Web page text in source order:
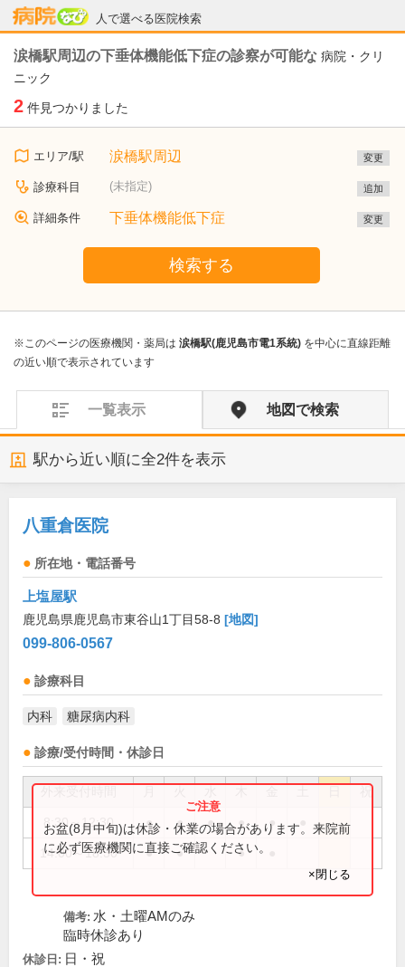
人で選べる医院検索
病院なび
涙橋駅周辺の下垂体機能低下症の診察が可能な 病院・クリ
ニック
2 件見つかりました
エリア/駅 涙橋駅周辺 変更
診療科目 (未指定) 追加
詳細条件 下垂体機能低下症 変更
検索する
※このページの医療機関・薬局は 涙橋駅(鹿児島市電1系統) を中心に直線距離
の近い順で表示されています
一覧表示 地図で検索
駅から近い順に全2件を表示
八重倉医院
所在地・電話番号
上塩屋駅
鹿児島県鹿児島市東谷山1丁目58-8 [地図]
099-806-0567
診療科目
内科 糖尿病内科
診療/受付時間・休診日
祝
8:30～12:30 ● ● ● ● ●
14:00～18:30 ● ● ●
お盆(8月中旬)は休診・休業の場合があります。来院前
に必ず医療機関に直接ご確認ください。
×閉じる
備考: 水・土曜AMのみ
臨時休診あり
休診日: 日・祝